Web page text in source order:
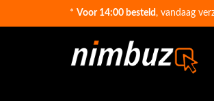
* Voor 14:00 besteld, vandaag